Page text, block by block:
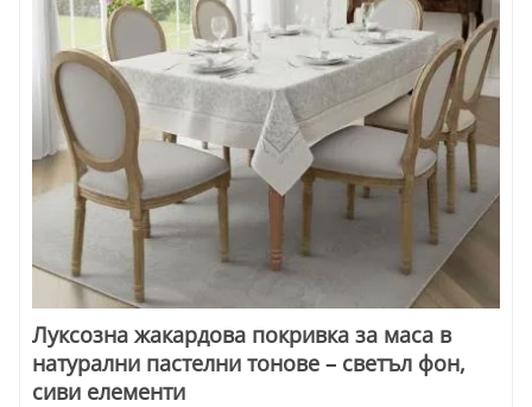
Луксозна жакардова покривка за маса в
натурални пастелни тонове – светъл фон,
сиви елементи